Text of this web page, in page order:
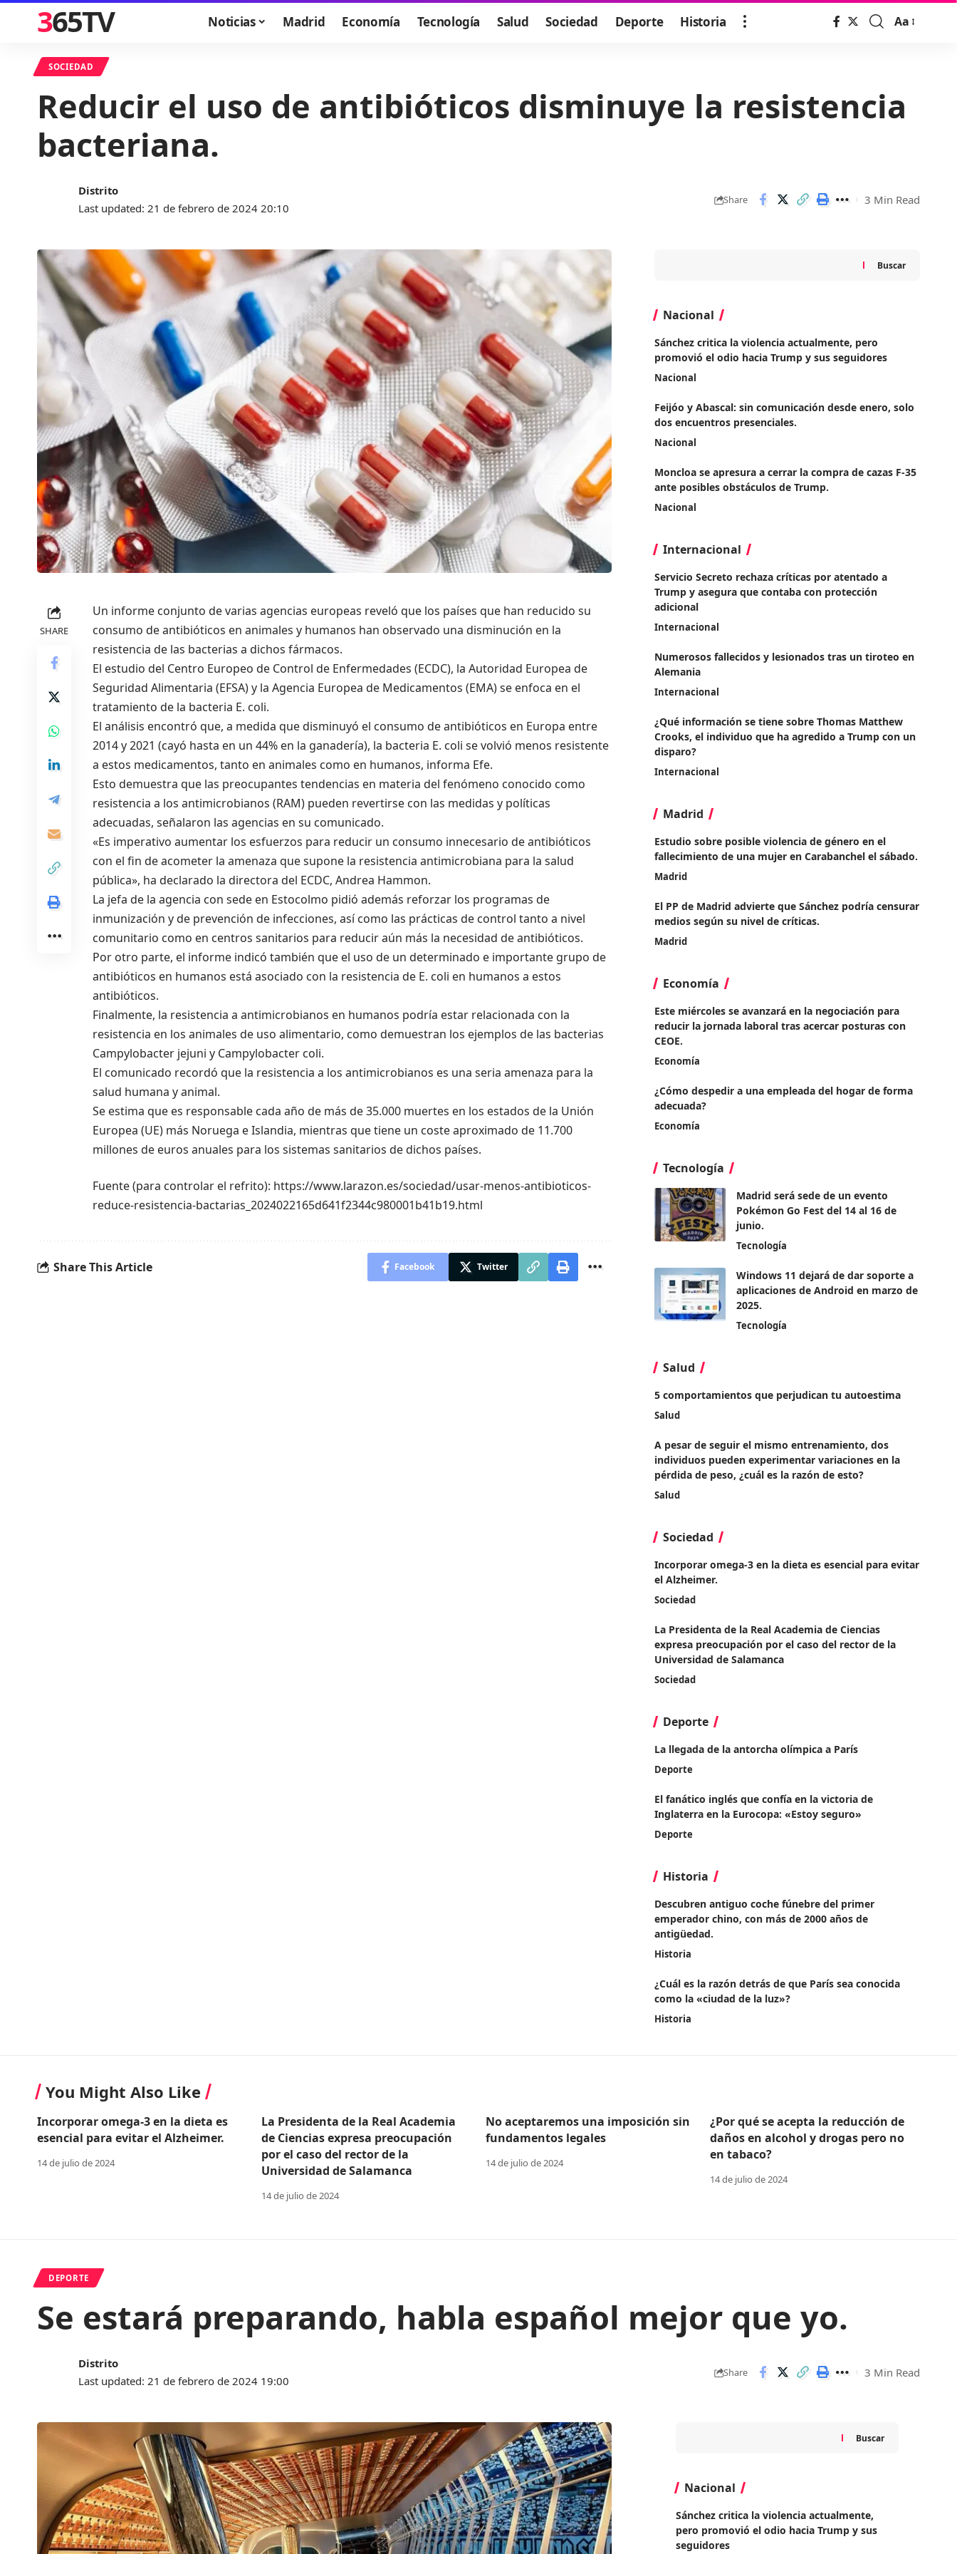
365TV Noticias Madrid Economía Tecnología Salud Sociedad Deporte Historia
Font
Aa
SOCIEDAD
Reducir el uso de antibióticos disminuye la resistencia
bacteriana.
Last updated: 21 de febrero de 2024 20:10
Distrito
Share 3 Min Read
SHARE
Un informe conjunto de varias agencias europeas reveló que los países que han reducido su
consumo de antibióticos en animales y humanos han observado una disminución en la
resistencia de las bacterias a dichos fármacos.
El estudio del Centro Europeo de Control de Enfermedades (ECDC), la Autoridad Europea de
Seguridad Alimentaria (EFSA) y la Agencia Europea de Medicamentos (EMA) se enfoca en el
tratamiento de la bacteria E. coli.
El análisis encontró que, a medida que disminuyó el consumo de antibióticos en Europa entre
2014 y 2021 (cayó hasta en un 44% en la ganadería), la bacteria E. coli se volvió menos resistente
a estos medicamentos, tanto en animales como en humanos, informa Efe.
Esto demuestra que las preocupantes tendencias en materia del fenómeno conocido como
resistencia a los antimicrobianos (RAM) pueden revertirse con las medidas y políticas
adecuadas, señalaron las agencias en su comunicado.
«Es imperativo aumentar los esfuerzos para reducir un consumo innecesario de antibióticos
con el fin de acometer la amenaza que supone la resistencia antimicrobiana para la salud
pública», ha declarado la directora del ECDC, Andrea Hammon.
La jefa de la agencia con sede en Estocolmo pidió además reforzar los programas de
inmunización y de prevención de infecciones, así como las prácticas de control tanto a nivel
comunitario como en centros sanitarios para reducir aún más la necesidad de antibióticos.
Por otro parte, el informe indicó también que el uso de un determinado e importante grupo de
antibióticos en humanos está asociado con la resistencia de E. coli en humanos a estos
antibióticos.
Finalmente, la resistencia a antimicrobianos en humanos podría estar relacionada con la
resistencia en los animales de uso alimentario, como demuestran los ejemplos de las bacterias
Campylobacter jejuni y Campylobacter coli.
El comunicado recordó que la resistencia a los antimicrobianos es una seria amenaza para la
salud humana y animal.
Se estima que es responsable cada año de más de 35.000 muertes en los estados de la Unión
Europea (UE) más Noruega e Islandia, mientras que tiene un coste aproximado de 11.700
millones de euros anuales para los sistemas sanitarios de dichos países.
Fuente (para controlar el refrito): https://www.larazon.es/sociedad/usar-menos-antibioticos-
reduce-resistencia-bactarias_2024022165d641f2344c980001b41b19.html
Share This Article Facebook Twitter
Buscar
Nacional
Sánchez critica la violencia actualmente, pero
promovió el odio hacia Trump y sus seguidores
Nacional
Feijóo y Abascal: sin comunicación desde enero, solo
dos encuentros presenciales.
Nacional
Moncloa se apresura a cerrar la compra de cazas F-35
ante posibles obstáculos de Trump.
Nacional
Internacional
Servicio Secreto rechaza críticas por atentado a
Trump y asegura que contaba con protección
adicional
Internacional
Numerosos fallecidos y lesionados tras un tiroteo en
Alemania
Internacional
¿Qué información se tiene sobre Thomas Matthew
Crooks, el individuo que ha agredido a Trump con un
disparo?
Internacional
Madrid
Estudio sobre posible violencia de género en el
fallecimiento de una mujer en Carabanchel el sábado.
Madrid
El PP de Madrid advierte que Sánchez podría censurar
medios según su nivel de críticas.
Madrid
Economía
Este miércoles se avanzará en la negociación para
reducir la jornada laboral tras acercar posturas con
CEOE.
Economía
¿Cómo despedir a una empleada del hogar de forma
adecuada?
Economía
Tecnología
Madrid será sede de un evento
Pokémon Go Fest del 14 al 16 de
junio.
Tecnología
Windows 11 dejará de dar soporte a
aplicaciones de Android en marzo de
2025.
Tecnología
Salud
5 comportamientos que perjudican tu autoestima
Salud
A pesar de seguir el mismo entrenamiento, dos
individuos pueden experimentar variaciones en la
pérdida de peso, ¿cuál es la razón de esto?
Salud
Sociedad
Incorporar omega-3 en la dieta es esencial para evitar
el Alzheimer.
Sociedad
La Presidenta de la Real Academia de Ciencias
expresa preocupación por el caso del rector de la
Universidad de Salamanca
Sociedad
Deporte
La llegada de la antorcha olímpica a París
Deporte
El fanático inglés que confía en la victoria de
Inglaterra en la Eurocopa: «Estoy seguro»
Deporte
Historia
Descubren antiguo coche fúnebre del primer
emperador chino, con más de 2000 años de
antigüedad.
Historia
¿Cuál es la razón detrás de que París sea conocida
como la «ciudad de la luz»?
Historia
You Might Also Like
Incorporar omega-3 en la dieta es
esencial para evitar el Alzheimer.
14 de julio de 2024
La Presidenta de la Real Academia
de Ciencias expresa preocupación
por el caso del rector de la
Universidad de Salamanca
14 de julio de 2024
No aceptaremos una imposición sin
fundamentos legales
14 de julio de 2024
¿Por qué se acepta la reducción de
daños en alcohol y drogas pero no
en tabaco?
14 de julio de 2024
DEPORTE
Se estará preparando, habla español mejor que yo.
Last updated: 21 de febrero de 2024 19:00
Distrito
Share 3 Min Read
Buscar
Nacional
Sánchez critica la violencia actualmente,
pero promovió el odio hacia Trump y sus
seguidores